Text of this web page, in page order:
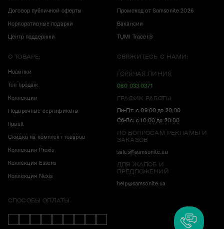
Договор публичной оферты
Корпоративные подарки
Центр поддержки
Промокод от Samsonite 2026
Вакансии
TUMI Tracer®
О ТОВАРЕ:
Новинки
Топ продаж
Коллекции
Подарочные сертификаты
lipault
Скидка на комплект товаров
Коллекция Proxis
Коллекция Essens
Коллекция Nexis
СВЯЖИТЕСЬ С НАМИ:
ГОРЯЧАЯ ЛИНИЯ
080 033 0371
ГРАФИК РАБОТЫ
Пн-Пт: с 09:00 до 20:00
Сб-Вс: с 10:00 до 20:00
ПО ВОПРОСАМ РЕКЛАМЫ И
ЗАКАЗОВ
sales@samsonite.ua
ДЛЯ ЖАЛОБ И
ПРЕДЛОЖЕНИЙ
help@samsonite.ua
СПОСОБЫ ОПЛАТЫ